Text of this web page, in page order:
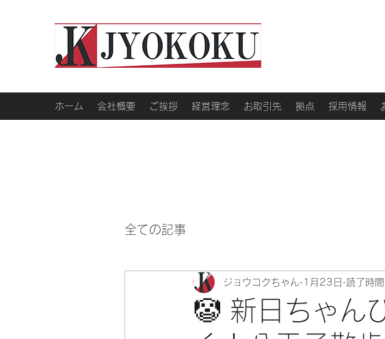
ホーム 会社概要 ご挨拶 経営理念 お取引先 拠点 採用情報
全ての記事
🤡 新日ちゃん
ジョウコクちゃん 1月23日 読了時